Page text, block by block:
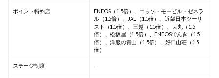
ポイント特約店
ENEOS（1.5倍）、エッソ・モービル・ゼネラ
ル（1.5倍）、JAL（1.5倍）、近畿日本ツーリ
スト（1.5倍）、三越（1.5倍）、大丸（1.5
倍）、松坂屋（1.5倍）、ENEOSでんき（1.5
倍）、洋服の青山（1.5倍）、好日山荘（1.5
倍）
ステージ制度 -